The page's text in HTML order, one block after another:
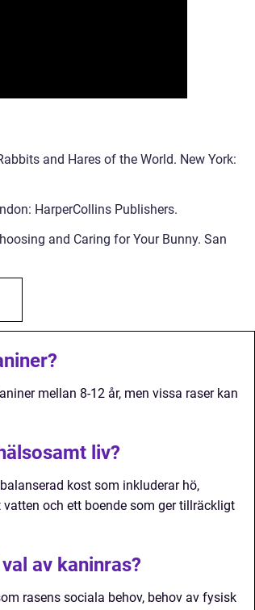
and Hares of the World. New York:
HarperCollins Publishers.
and Caring for Your Bunny. San
mellan 8-12 år, men vissa raser kan
liv?
kost som inkluderar hö,
och ett boende som ger tillräckligt
av kaninras?
rasens sociala behov, behov av fysisk